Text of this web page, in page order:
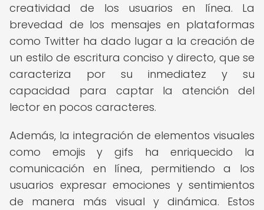
creatividad de los usuarios en línea. La
brevedad de los mensajes en plataformas
como Twitter ha dado lugar a la creación de
un estilo de escritura conciso y directo, que se
caracteriza por su inmediatez y su
capacidad para captar la atención del
lector en pocos caracteres.
Además, la integración de elementos visuales
como emojis y gifs ha enriquecido la
comunicación en línea, permitiendo a los
usuarios expresar emociones y sentimientos
de manera más visual y dinámica. Estos